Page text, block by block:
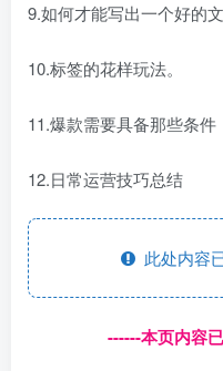
9.如何才能写出一个好的文
10.标签的花样玩法。
11.爆款需要具备那些条件
12.日常运营技巧总结
此处内容
------本页内容